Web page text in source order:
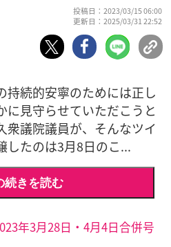
投稿日：2023/03/15 06:00
更新日：2025/03/31 22:52
持続的安寧のためには正し
に見守らせていただこうと
衆議院議員が、そんなツイ
したのは3月8日のこ...
続きを読む
年3月28日・4月4日合併号